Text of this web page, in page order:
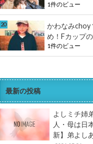
1件のビュー
かわなみchoy
め！Fカップ
1件のビュー
最新の投稿
よしミチ姉
人・母は日
新】弟よし